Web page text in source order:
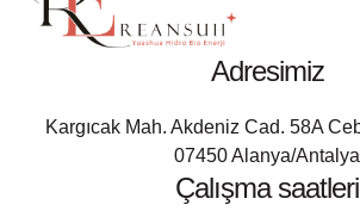
Adresimiz
Kargıcak Mah. Akdeniz Cad. 58A
07450 Alanya/Antalya
Çalışma saatleri